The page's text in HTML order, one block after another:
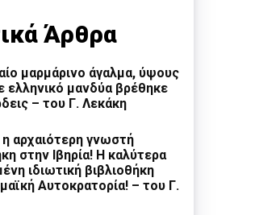
Άρθρα
μαρμάρινο άγαλμα, ύψους
ελληνικό μανδύα βρέθηκε
– του Γ. Λεκάκη
αρχαιότερη γνωστή
στην Ιβηρία! Η καλύτερα
ιδιωτική βιβλιοθήκη
Αυτοκρατορία! – του Γ.